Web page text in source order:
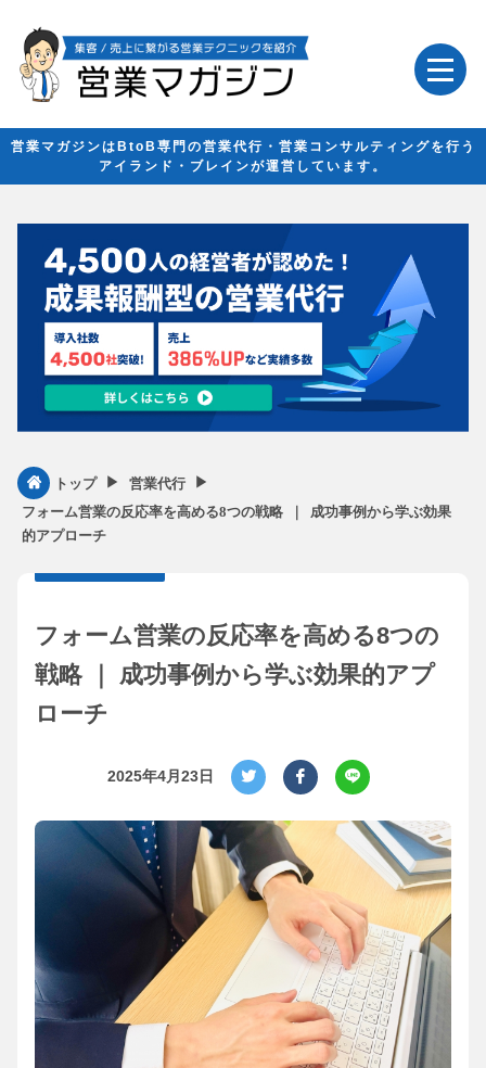
営業マガジンはBtoB専門の営業代行・営業コンサルティングを行う
アイランド・ブレインが運営しています。
トップ ▶︎ 営業代行 ▶︎
フォーム営業の反応率を高める8つの戦略 ｜ 成功事例から学ぶ効果
的アプローチ
フォーム営業の反応率を高める8つの
戦略 ｜ 成功事例から学ぶ効果的アプ
ローチ
2025年4月23日